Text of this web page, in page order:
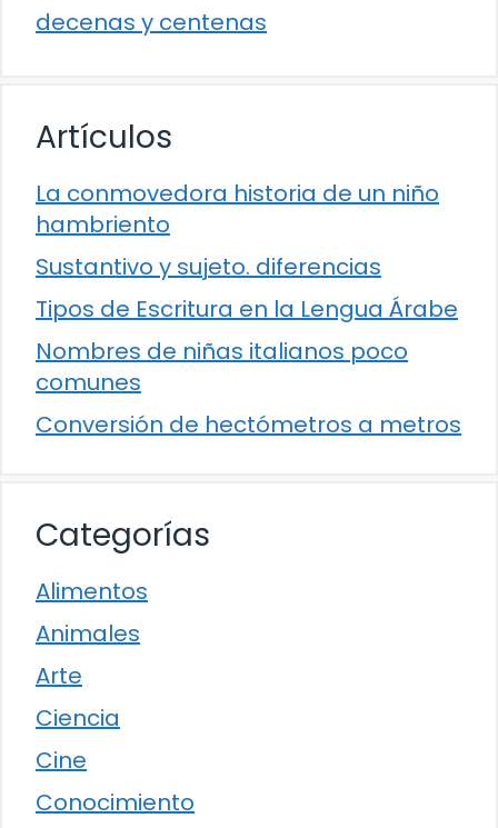
decenas y centenas
Artículos
La conmovedora historia de un niño
hambriento
Sustantivo y sujeto. diferencias
Tipos de Escritura en la Lengua Árabe
Nombres de niñas italianos poco
comunes
Conversión de hectómetros a metros
Categorías
Alimentos
Animales
Arte
Ciencia
Cine
Conocimiento